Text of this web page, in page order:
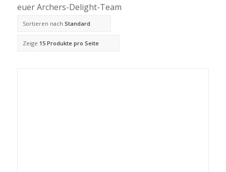
euer Archers-Delight-Team
Sortieren nach Standard
Zeige 15 Produkte pro Seite